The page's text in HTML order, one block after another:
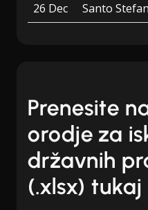
26 Dec
Santo
Prenesite
orodje za
državnih
(.xlsx) tukaj